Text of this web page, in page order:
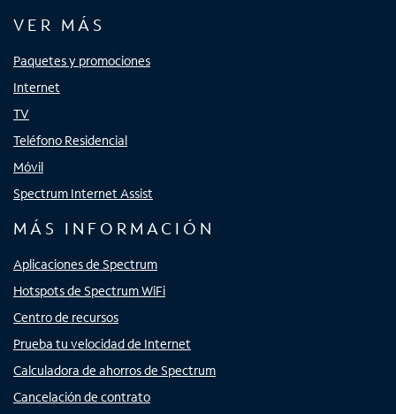
VER MÁS
Paquetes y promociones
Internet
TV
Teléfono Residencial
Móvil
Spectrum Internet Assist
MÁS INFORMACIÓN
Aplicaciones de Spectrum
Hotspots de Spectrum WiFi
Centro de recursos
Prueba tu velocidad de Internet
Calculadora de ahorros de Spectrum
Cancelación de contrato